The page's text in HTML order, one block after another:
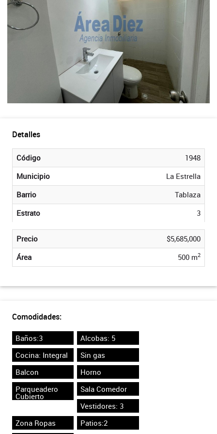
Detalles
Código
1948
Municipio
La Estrella
Barrio
Tablaza
Estrato
3
Precio
$5,685,000
Área
500 m2
Comodidades:
Baños:3
Alcobas: 5
Cocina: Integral
Sin gas
Balcon
Horno
Parqueadero
Cubierto
Sala Comedor
Vestidores: 3
Zona Ropas
Patios:2